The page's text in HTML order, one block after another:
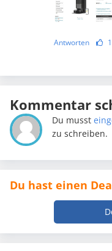
Antworten 1
Kommentar
Du musst
zu schreiben.
Du hast einen